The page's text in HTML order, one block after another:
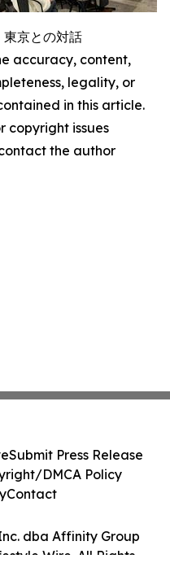
京との対話
accuracy, content,
legality, or
in this article.
copyright issues
the author
dba Affinity Group
Wire. All Rights
Submit Press Release
DMCA Policy
Contact